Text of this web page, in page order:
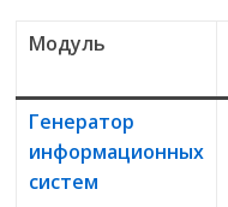
Модуль
Генератор
информационных
систем